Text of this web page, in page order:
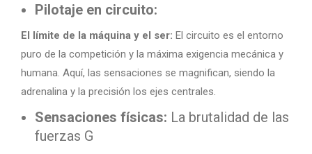
Pilotaje en circuito:
El límite de la máquina y el ser: El circuito es el entorno
puro de la competición y la máxima exigencia mecánica y
humana. Aquí, las sensaciones se magnifican, siendo la
adrenalina y la precisión los ejes centrales.
Sensaciones físicas: La brutalidad de las
fuerzas G